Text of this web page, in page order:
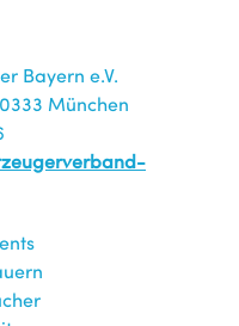
Bayern e.V.
München